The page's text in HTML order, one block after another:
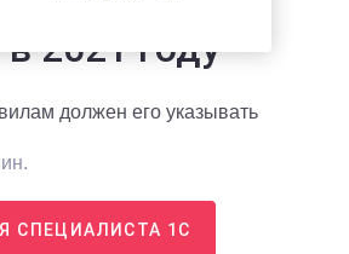
2021 году
должен его указывать
СПЕЦИАЛИСТА 1С